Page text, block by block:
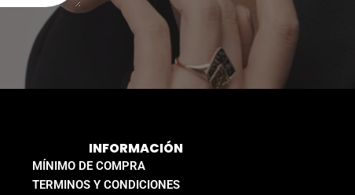
INFORMACIÓN
MÍNIMO DE COMPRA
TERMINOS Y CONDICIONES